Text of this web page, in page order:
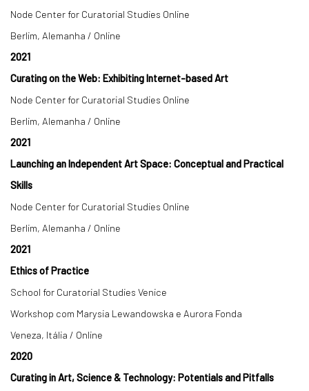
Node Center for Curatorial Studies Online
Berlim, Alemanha / Online
2021
Curating on the Web: Exhibiting Internet-based Art
Node Center for Curatorial Studies Online
Berlim, Alemanha / Online
2021
Launching an Independent Art Space: Conceptual and Practical
Skills
Node Center for Curatorial Studies Online
Berlim, Alemanha / Online
2021
Ethics of Practice
School for Curatorial Studies Venice
Workshop com Marysia Lewandowska e Aurora Fonda
Veneza, Itália / Online
2020
Curating in Art, Science & Technology: Potentials and Pitfalls